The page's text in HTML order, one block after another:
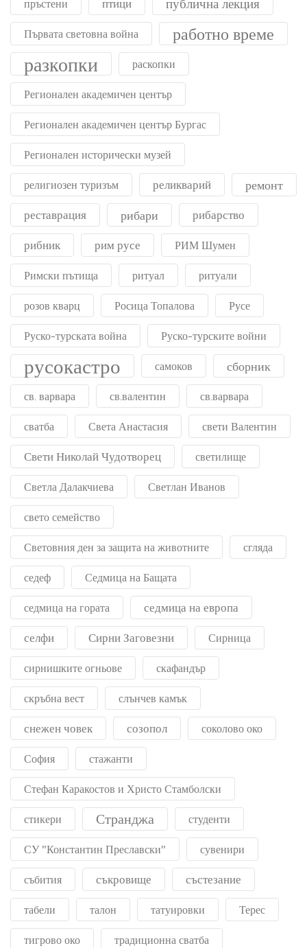
пръстени птици публична лекция
Първата световна война работно време
разкопки раскопки
Регионален академичен център
Регионален академичен център Бургас
Регионален исторически музей
религиозен туризъм реликварий ремонт
реставрация рибари рибарство
рибник рим русе РИМ Шумен
Римски пътища ритуал ритуали
розов кварц Росица Топалова Русе
Руско-турската война Руско-турските войни
русокастро самоков сборник
св. варвара св.валентин св.варвара
сватба Света Анастасия свети Валентин
Свети Николай Чудотворец светилище
Светла Далакчиева Светлан Иванов
свето семейство
Световния ден за защита на животните сгляда
седеф Седмица на Бащата
седмица на гората седмица на европа
селфи Сирни Заговезни Сирница
сирнишките огньове скафандър
скръбна вест слънчев камък
снежен човек созопол соколово око
София стажанти
Стефан Каракостов и Христо Стамболски
стикери Странджа студенти
СУ "Константин Преславски" сувенири
събития съкровище състезание
табели талон татуировки Терес
тигрово око традиционна сватба